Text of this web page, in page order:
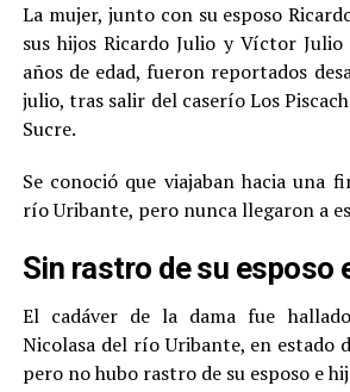
La mujer, junto con su esposo
sus hijos Ricardo Julio y Víctor Julio
años de edad, fueron reportados
julio, tras salir del caserío Los
Sucre.
Se conoció que viajaban hacia una
río Uribante, pero nunca llegaron a
Sin rastro de su esposo
El cadáver de la dama fue
Nicolasa del río Uribante, en estado
pero no hubo rastro de su esposo e